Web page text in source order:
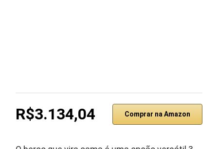
R$3.134,04 Comprar na Amazon